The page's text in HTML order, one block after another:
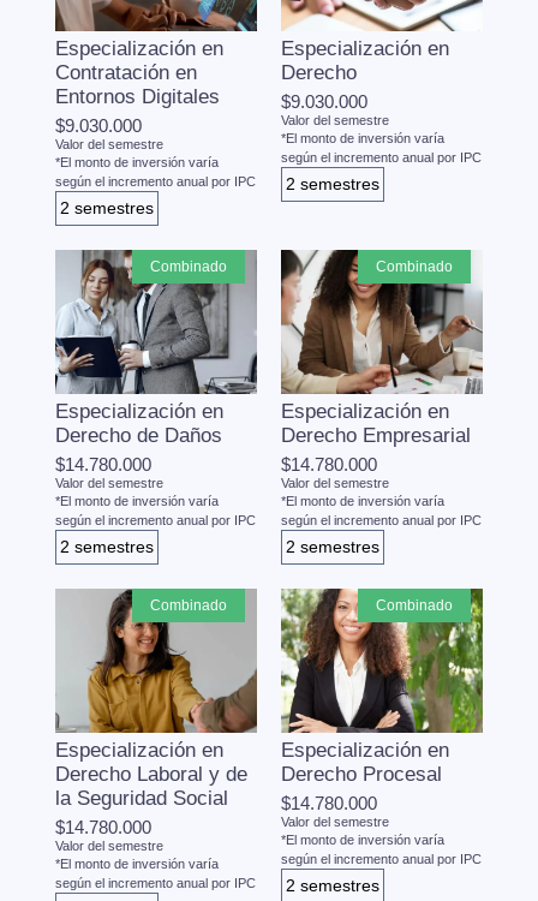
Especialización en
Contratación en
Entornos Digitales
$9.030.000
Valor del semestre
*El monto de inversión varía
según el incremento anual por IPC
2 semestres
Especialización en
Derecho
$9.030.000
Valor del semestre
*El monto de inversión varía
según el incremento anual por IPC
2 semestres
combinado
Especialización en
Derecho de Daños
$14.780.000
Valor del semestre
*El monto de inversión varía
según el incremento anual por IPC
2 semestres
combinado
Especialización en
Derecho Empresarial
$14.780.000
Valor del semestre
*El monto de inversión varía
según el incremento anual por IPC
2 semestres
combinado
Especialización en
Derecho Laboral y de
la Seguridad Social
$14.780.000
Valor del semestre
*El monto de inversión varía
según el incremento anual por IPC
combinado
Especialización en
Derecho Procesal
$14.780.000
Valor del semestre
*El monto de inversión varía
según el incremento anual por IPC
2 semestres